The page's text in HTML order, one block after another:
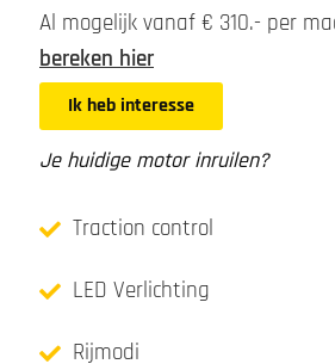
Al mogelijk vanaf € 310.- per
bereken hier
Ik heb interesse
Je huidige motor inruilen?
Traction control
LED Verlichting
Rijmodi